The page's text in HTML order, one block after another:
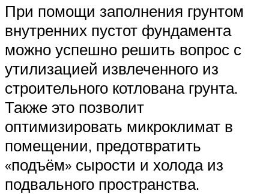
При помощи заполнения грунтом
внутренних пустот фундамента
можно успешно решить вопрос с
утилизацией извлеченного из
строительного котлована грунта.
Также это позволит
оптимизировать микроклимат в
помещении, предотвратить
«подъём» сырости и холода из
подвального пространства.